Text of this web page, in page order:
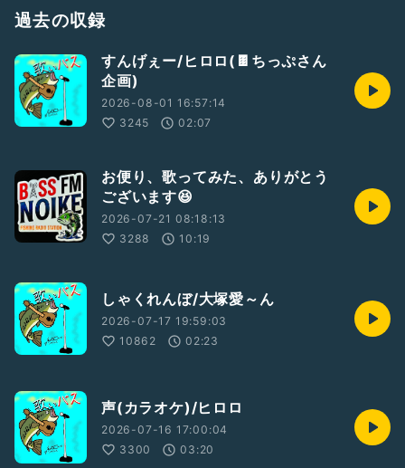
過去の収録
すんげぇー/ヒロロ(🍫ちっぷさん
企画)
2026-08-01 16:57:14
3245
02:07
お便り、歌ってみた、ありがとう
ございます😆
2026-07-21 08:18:13
3288
10:19
しゃくれんぼ/大塚愛～ん
2026-07-17 19:59:03
10862
02:23
声(カラオケ)/ヒロロ
2026-07-16 17:00:04
3300
03:20